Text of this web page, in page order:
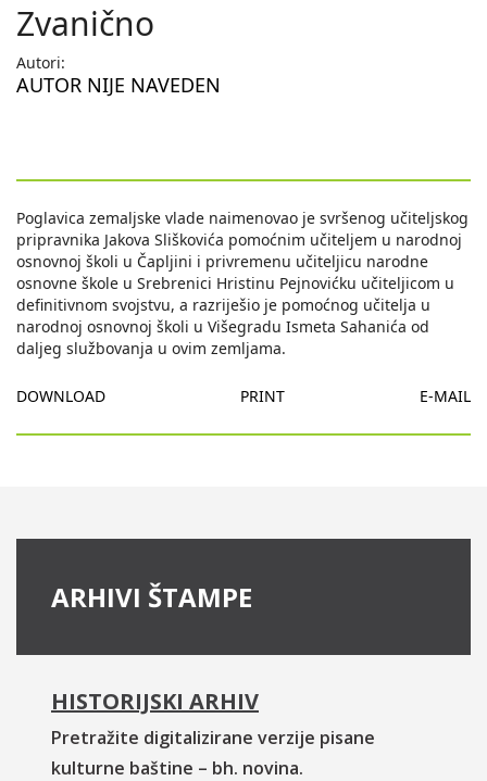
Zvanično
Autori:
AUTOR NIJE NAVEDEN
Poglavica zemaljske vlade naimenovao je svršenog učiteljskog
pripravnika Jakova Sliškovića pomoćnim učiteljem u narodnoj
osnovnoj školi u Čapljini i privremenu učiteljicu narodne
osnovne škole u Srebrenici Hristinu Pejnovićku učiteljicom u
definitivnom svojstvu, a razriješio je pomoćnog učitelja u
narodnoj osnovnoj školi u Višegradu Ismeta Sahanića od
daljeg službovanja u ovim zemljama.
DOWNLOAD PRINT E-MAIL
ARHIVI ŠTAMPE
HISTORIJSKI ARHIV
Pretražite digitalizirane verzije pisane
kulturne baštine – bh. novina.